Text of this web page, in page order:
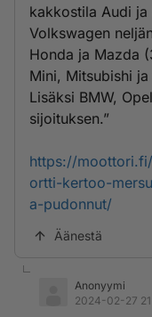
kakkostila Audi ja
Volkswagen
Honda ja Mazda
Mini, Mitsubishi
Lisäksi BMW,
sijoituksen.”
https://
ortti-kertoo-
a-pudonnut/
Äänestä
Anonyymi
2024-02-27